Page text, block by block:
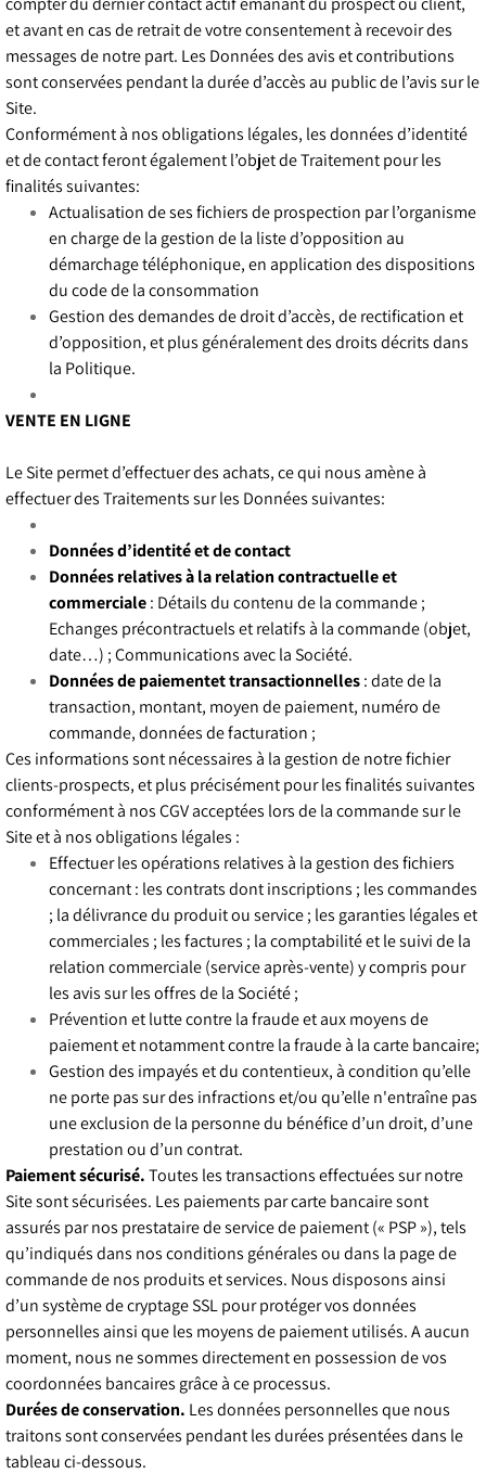
et avant en cas de retrait de votre consentement à recevoir des
messages de notre part. Les Données des avis et contributions
sont conservées pendant la durée d’accès au public de l’avis sur le
Site.
Conformément à nos obligations légales, les données d’identité
et de contact feront également l’objet de Traitement pour les
finalités suivantes:
Actualisation de ses fichiers de prospection par l’organisme
en charge de la gestion de la liste d’opposition au
démarchage téléphonique, en application des dispositions
du code de la consommation
Gestion des demandes de droit d’accès, de rectification et
d’opposition, et plus généralement des droits décrits dans
la Politique.
VENTE EN LIGNE
Le Site permet d’effectuer des achats, ce qui nous amène à
effectuer des Traitements sur les Données suivantes:
Données d’identité et de contact
Données relatives à la relation contractuelle et
commerciale: Détails du contenu de la commande ;
Echanges précontractuels et relatifs à la commande (objet,
date…) ; Communications avec la Société.
Données de paiementet transactionnelles: date de la
transaction, montant, moyen de paiement, numéro de
commande, données de facturation ;
Ces informations sont nécessaires à la gestion de notre fichier
clients-prospects, et plus précisément pour les finalités suivantes
conformément à nos CGV acceptées lors de la commande sur le
Site et à nos obligations légales :
Effectuer les opérations relatives à la gestion des fichiers
concernant : les contrats dont inscriptions ; les commandes
; la délivrance du produit ou service ; les garanties légales et
commerciales ; les factures ; la comptabilité et le suivi de la
relation commerciale (service après-vente) y compris pour
les avis sur les offres de la Société ;
Prévention et lutte contre la fraude et aux moyens de
paiement et notamment contre la fraude à la carte bancaire;
Gestion des impayés et du contentieux, à condition qu’elle
ne porte pas sur des infractions et/ou qu’elle n'entraîne pas
une exclusion de la personne du bénéfice d’un droit, d’une
prestation ou d’un contrat.
Paiement sécurisé.Toutes les transactions effectuées sur notre
Site sont sécurisées. Les paiements par carte bancaire sont
assurés par nos prestataire de service de paiement (« PSP »), tels
qu’indiqués dans nos conditions générales ou dans la page de
commande de nos produits et services. Nous disposons ainsi
d’un système de cryptage SSL pour protéger vos données
personnelles ainsi que les moyens de paiement utilisés. A aucun
moment, nous ne sommes directement en possession de vos
coordonnées bancaires grâce à ce processus.
Durées de conservation. Les données personnelles que nous
traitons sont conservées pendant les durées présentées dans le
tableau ci-dessous.